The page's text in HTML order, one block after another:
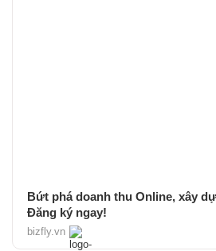
Bứt phá doanh thu Online, xây
Đăng ký ngay!
bizfly.vn